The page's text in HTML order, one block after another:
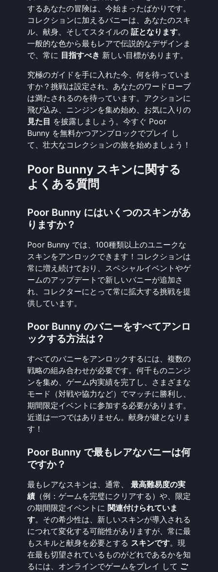
するあなたの冒険は、今始まったばかりです。
コレクションに加えるバニーは、あなたのスキ
ル、献身、そしてスタイルの 証となります。
一般的な色から最もレアで伝説的なデザインま
で、常に 目指すべき 新しい目標があります。
究極のガイドを手に入れた今、何を待っていま
すか？挑戦は設定され、あなたのワードローブ
は満たされるのを待っています。アクションに
飛び込み、ニンジンを集め始め、お気に入りの
見た目 を披露しましょう。 今すぐ Poor
Bunny を無料かつアンブロックでプレイ し
て、壮大なコレクションの旅を始めましょう！
Poor Bunny スキンに関する
よくある質問
Poor Bunny にはいくつのスキンがあ
りますか？
Poor Bunny では、100種類以上のユニークな
スキンをアンロックできます！コレクションは
常に増え続けており、スペシャルイベントやゲ
ームのアップデートで新しいバニーが追加さ
れ、コレクターにとって常に拡大する挑戦を提
供しています。
Poor Bunny のバニーをすべてアンロ
ックする方法は？
すべてのバニーをアンロックするには、複数の
戦略の組み合わせが必要です。何千ものニンジ
ンを集め、ゲーム内実績を完了し、さまざまな
モード（対戦や協力など）でマッチに勝利し、
期間限定イベントに参加する必要があります。
近道は一つではありません。献身が鍵となりま
す！
Poor Bunny で最もレアなバニーは何
ですか？
最もレアなスキンは、通常、 最高難易度の実
績 （例：ゲームを完璧にクリアする）や、限定
の期間限定イベントに 関連付けられていま
す。その希少性は、新しいスキンが導入される
につれて変化する可能性がありますが、常に最
もスキルと献身を必要とする スキンです。現
在最も切望されているものがどれであるかを知
るには、 オンラインでゲームをプレイ して ご